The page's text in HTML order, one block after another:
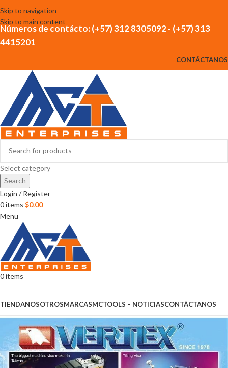
Skip to navigation
Skip to main content
Números de contácto: (+57) 312 8305092 - (+57) 313
4415201
CONTÁCTANOS
Select category
Search
Login / Register
0items $0.00
Menu
0items
TIENDANOSOTROSMARCASMCTOOLS – NOTICIASCONTÁCTANOS
Accesorios y Herramientas